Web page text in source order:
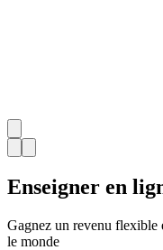
Enseigner en
Gagnez un revenu flexible
le monde